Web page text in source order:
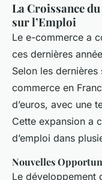
La Croissance
sur l’Emploi
Le e-commerce a
ces dernières
Selon les
commerce en
d’euros, avec une
Cette expansion a
d’emploi dans
Nouvelles
Le développement